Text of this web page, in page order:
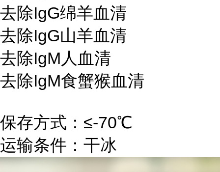
去除IgG绵羊血清
去除IgG山羊血清
去除IgM人血清
去除IgM食蟹猴血清
保存方式：≤-70℃
运输条件：干冰